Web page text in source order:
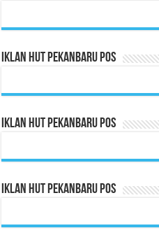
Iklan HUT Pekanbaru Pos
Iklan HUT Pekanbaru Pos
Iklan HUT Pekanbaru Pos